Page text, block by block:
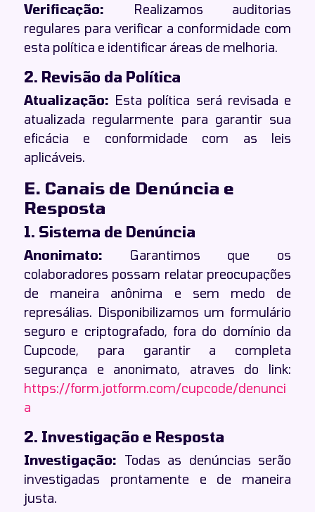
Verificação: Realizamos auditorias
regulares para verificar a conformidade com
esta política e identificar áreas de melhoria.
2. Revisão da Política
Atualização: Esta política será revisada e
atualizada regularmente para garantir sua
eficácia e conformidade com as leis
aplicáveis.
E. Canais de Denúncia e
Resposta
1. Sistema de Denúncia
Anonimato: Garantimos que os
colaboradores possam relatar preocupações
de maneira anônima e sem medo de
represálias. Disponibilizamos um formulário
seguro e criptografado, fora do domínio da
Cupcode, para garantir a completa
segurança e anonimato, atraves do link:
https://form.jotform.com/cupcode/denunci
a
2. Investigação e Resposta
Investigação: Todas as denúncias serão
investigadas prontamente e de maneira
justa.